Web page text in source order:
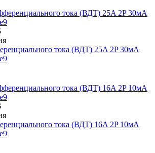
тока (ВДТ) 25A 2P 30мА
тока (ВДТ) 16A 2P 10мА